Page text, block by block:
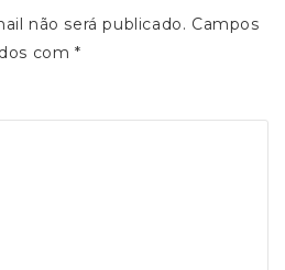
não será publicado. Campos
com*